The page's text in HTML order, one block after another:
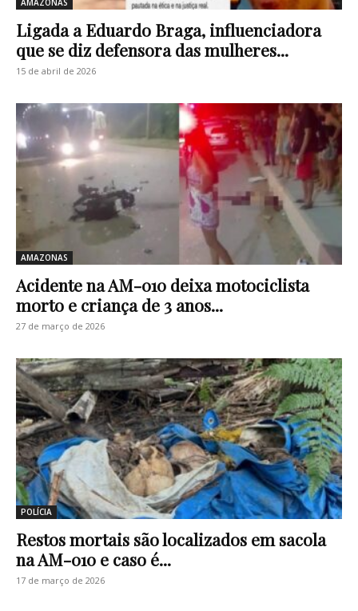
AMAZONAS
Ligada a Eduardo Braga, influenciadora
que se diz defensora das mulheres...
15 de abril de 2026
AMAZONAS
Acidente na AM-010 deixa motociclista
morto e criança de 3 anos...
27 de março de 2026
POLÍCIA
Restos mortais são localizados em sacola
na AM-010 e caso é...
17 de março de 2026